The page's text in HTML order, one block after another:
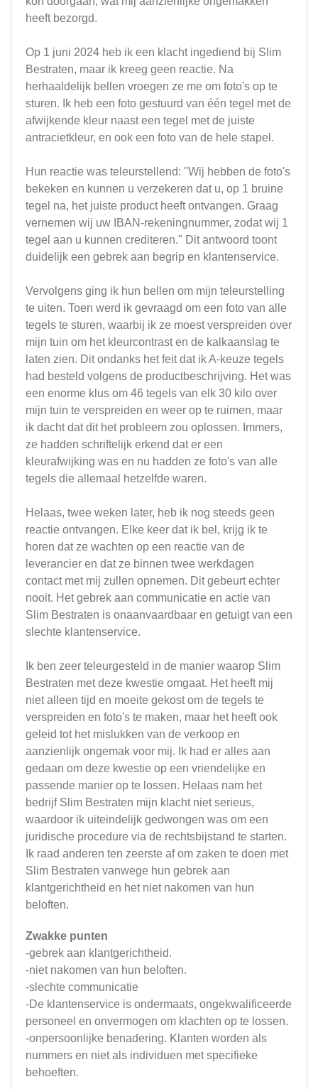
heeft bezorgd.
Op 1 juni 2024 heb ik een klacht ingediend bij Slim
Bestraten, maar ik kreeg geen reactie. Na
herhaaldelijk bellen vroegen ze me om foto's op te
sturen. Ik heb een foto gestuurd van één tegel met de
afwijkende kleur naast een tegel met de juiste
antracietkleur, en ook een foto van de hele stapel.
Hun reactie was teleurstellend: "Wij hebben de foto's
bekeken en kunnen u verzekeren dat u, op 1 bruine
tegel na, het juiste product heeft ontvangen. Graag
vernemen wij uw IBAN-rekeningnummer, zodat wij 1
tegel aan u kunnen crediteren." Dit antwoord toont
duidelijk een gebrek aan begrip en klantenservice.
Vervolgens ging ik hun bellen om mijn teleurstelling
te uiten. Toen werd ik gevraagd om een foto van alle
tegels te sturen, waarbij ik ze moest verspreiden over
mijn tuin om het kleurcontrast en de kalkaanslag te
laten zien. Dit ondanks het feit dat ik A-keuze tegels
had besteld volgens de productbeschrijving. Het was
een enorme klus om 46 tegels van elk 30 kilo over
mijn tuin te verspreiden en weer op te ruimen, maar
ik dacht dat dit het probleem zou oplossen. Immers,
ze hadden schriftelijk erkend dat er een
kleurafwijking was en nu hadden ze foto's van alle
tegels die allemaal hetzelfde waren.
Helaas, twee weken later, heb ik nog steeds geen
reactie ontvangen. Elke keer dat ik bel, krijg ik te
horen dat ze wachten op een reactie van de
leverancier en dat ze binnen twee werkdagen
contact met mij zullen opnemen. Dit gebeurt echter
nooit. Het gebrek aan communicatie en actie van
Slim Bestraten is onaanvaardbaar en getuigt van een
slechte klantenservice.
Ik ben zeer teleurgesteld in de manier waarop Slim
Bestraten met deze kwestie omgaat. Het heeft mij
niet alleen tijd en moeite gekost om de tegels te
verspreiden en foto's te maken, maar het heeft ook
geleid tot het mislukken van de verkoop en
aanzienlijk ongemak voor mij. Ik had er alles aan
gedaan om deze kwestie op een vriendelijke en
passende manier op te lossen. Helaas nam het
bedrijf Slim Bestraten mijn klacht niet serieus,
waardoor ik uiteindelijk gedwongen was om een
juridische procedure via de rechtsbijstand te starten.
Ik raad anderen ten zeerste af om zaken te doen met
Slim Bestraten vanwege hun gebrek aan
klantgerichtheid en het niet nakomen van hun
beloften.
Zwakke punten
-gebrek aan klantgerichtheid.
-niet nakomen van hun beloften.
-slechte communicatie
-De klantenservice is ondermaats, ongekwalificeerde
personeel en onvermogen om klachten op te lossen.
-onpersoonlijke benadering. Klanten worden als
nummers en niet als individuen met specifieke
behoeften.